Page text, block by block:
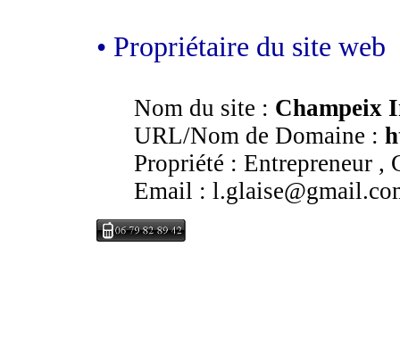
• Propriétaire du site web
Nom du site : Champeix
URL/Nom de Domaine :
Propriété : Entrepreneur ,
Email :